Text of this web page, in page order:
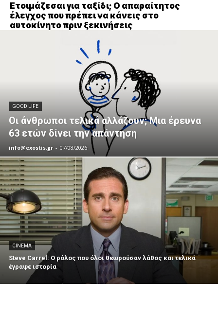
Ετοιμάζεσαι για ταξίδι; Ο απαραίτητος
έλεγχος που πρέπει να κάνεις στο
αυτοκίνητο πριν ξεκινήσεις
GOOD LIFE
Οι άνθρωποι τελικά αλλάζουν; Μια έρευνα
63 ετών δίνει την απάντηση
info@exostis.gr - 07/08/2026
CINEMA
Steve Carrel: Ο ρόλος που όλοι θεωρούσαν λάθος και τελικά
έγραψε ιστορία